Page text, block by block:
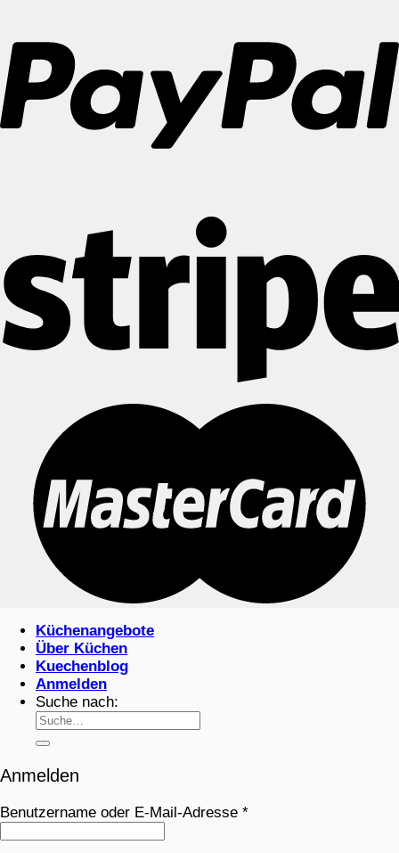
Küchenangebote
Über Küchen
Kuechenblog
Anmelden
Suche nach:
Anmelden
Benutzername oder E-Mail-Adresse *